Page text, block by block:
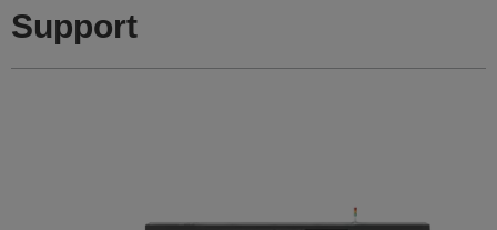
Support